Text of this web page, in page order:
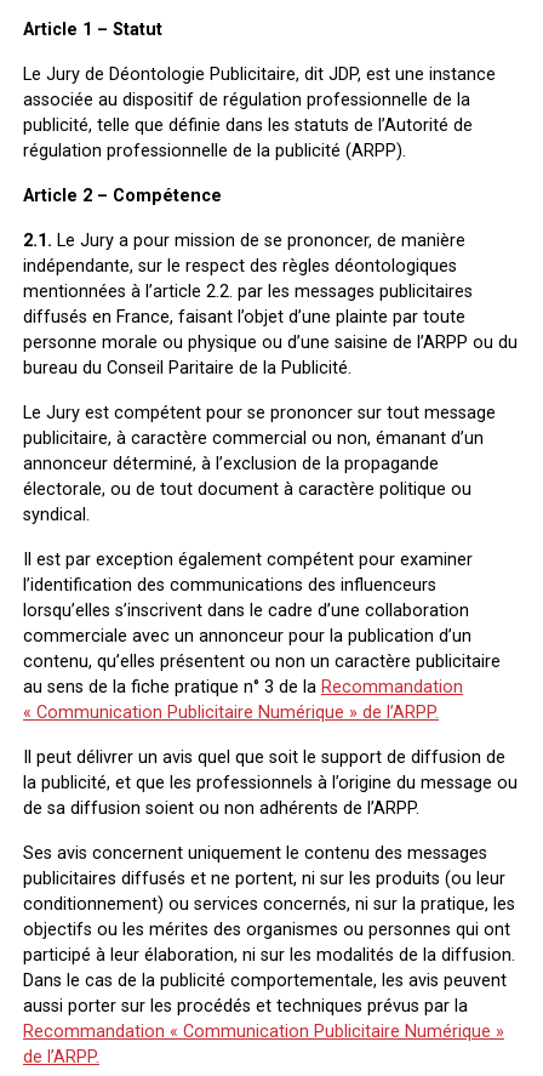
Article 1 – Statut
Le Jury de Déontologie Publicitaire, dit JDP, est une instance
associée au dispositif de régulation professionnelle de la
publicité, telle que définie dans les statuts de l’Autorité de
régulation professionnelle de la publicité (ARPP).
Article 2 – Compétence
2.1. Le Jury a pour mission de se prononcer, de manière
indépendante, sur le respect des règles déontologiques
mentionnées à l’article 2.2. par les messages publicitaires
diffusés en France, faisant l’objet d’une plainte par toute
personne morale ou physique ou d’une saisine de l’ARPP ou du
bureau du Conseil Paritaire de la Publicité.
Le Jury est compétent pour se prononcer sur tout message
publicitaire, à caractère commercial ou non, émanant d’un
annonceur déterminé, à l’exclusion de la propagande
électorale, ou de tout document à caractère politique ou
syndical.
Il est par exception également compétent pour examiner
l’identification des communications des influenceurs
lorsqu’elles s’inscrivent dans le cadre d’une collaboration
commerciale avec un annonceur pour la publication d’un
contenu, qu’elles présentent ou non un caractère publicitaire
au sens de la fiche pratique n° 3 de la Recommandation
« Communication Publicitaire Numérique » de l’ARPP.
Il peut délivrer un avis quel que soit le support de diffusion de
la publicité, et que les professionnels à l’origine du message ou
de sa diffusion soient ou non adhérents de l’ARPP.
Ses avis concernent uniquement le contenu des messages
publicitaires diffusés et ne portent, ni sur les produits (ou leur
conditionnement) ou services concernés, ni sur la pratique, les
objectifs ou les mérites des organismes ou personnes qui ont
participé à leur élaboration, ni sur les modalités de la diffusion.
Dans le cas de la publicité comportementale, les avis peuvent
aussi porter sur les procédés et techniques prévus par la
Recommandation « Communication Publicitaire Numérique »
de l’ARPP.